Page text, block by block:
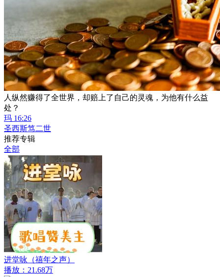
人纵然赚得了全世界，却赔上了自己的灵魂，为他有什么益
处？
玛 16:26
圣西斯笃二世
推荐专辑
全部
进堂咏（禧年之声）
播放：21.68万